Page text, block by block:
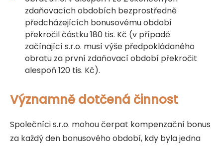
zdaňovacích obdobích bezprostředně
předcházejících bonusovému období
překročil částku 180 tis. Kč (v případě
začínající s.r.o. musí výše předpokládaného
obratu za první zdaňovací období překročit
alespoň 120 tis. Kč).
Významně dotčená činnost
Společníci s.r.o. mohou čerpat kompenzační bonus
za každý den bonusového období, kdy byla jedna